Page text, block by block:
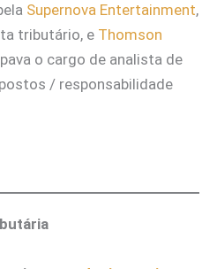
Supernova Entertainment,
tributário, e Thomson
o cargo de analista de
/ responsabilidade